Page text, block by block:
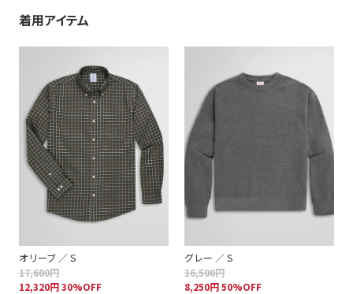
着用アイテム
オリーブ ／ S
17,600円
12,320円 30%OFF
グレー ／ S
16,500円
8,250円 50%OFF